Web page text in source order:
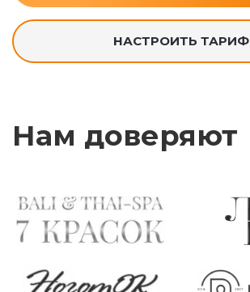
НАСТРОИТЬ ТАРИФ
Нам доверяют